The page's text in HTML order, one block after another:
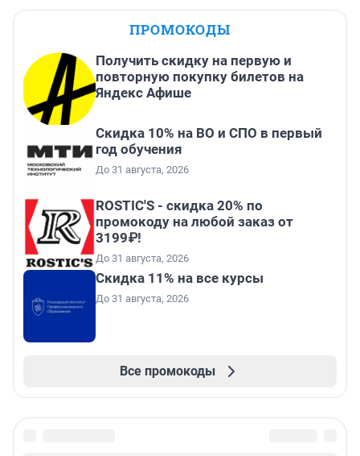
ПРОМОКОДЫ
Получить скидку на первую и
повторную покупку билетов на
Яндекс Афише
Скидка 10% на ВО и СПО в первый
год обучения
До 31 августа, 2026
ROSTIC'S - скидка 20% по
промокоду на любой заказ от
3199₽!
До 31 августа, 2026
Скидка 11% на все курсы
До 31 августа, 2026
Все промокоды